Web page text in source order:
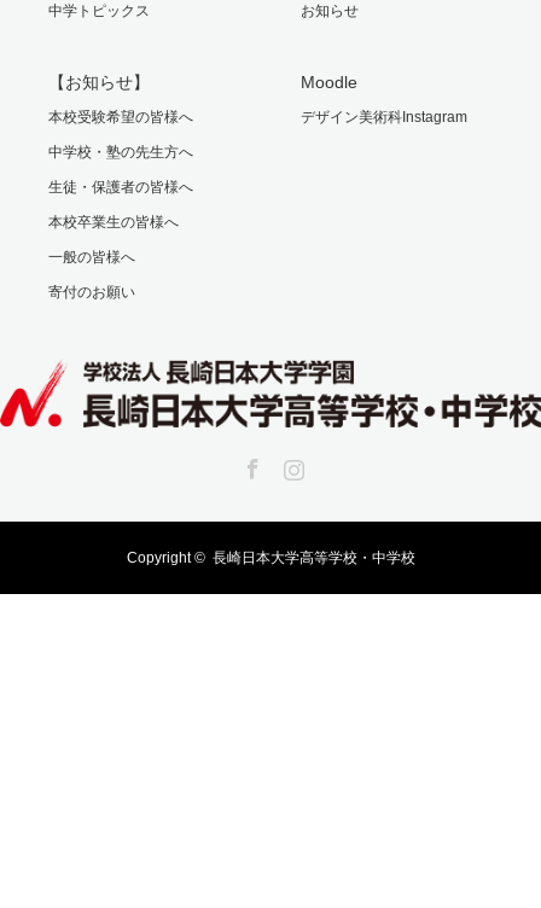
中学トピックス お知らせ
【お知らせ】
本校受験希望の皆様へ
中学校・塾の先生方へ
生徒・保護者の皆様へ
本校卒業生の皆様へ
一般の皆様へ
寄付のお願い
Moodle
デザイン美術科Instagram
Copyright © 長崎日本大学高等学校・中学校